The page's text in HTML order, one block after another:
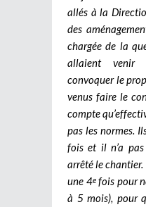
allés à la
des
chargée de la
allaient venir
convoquer le
venus faire le
compte
pas les normes.
fois et il n’a pas
arrêté le chantier.
une 4efois pour
à 5 mois), pour